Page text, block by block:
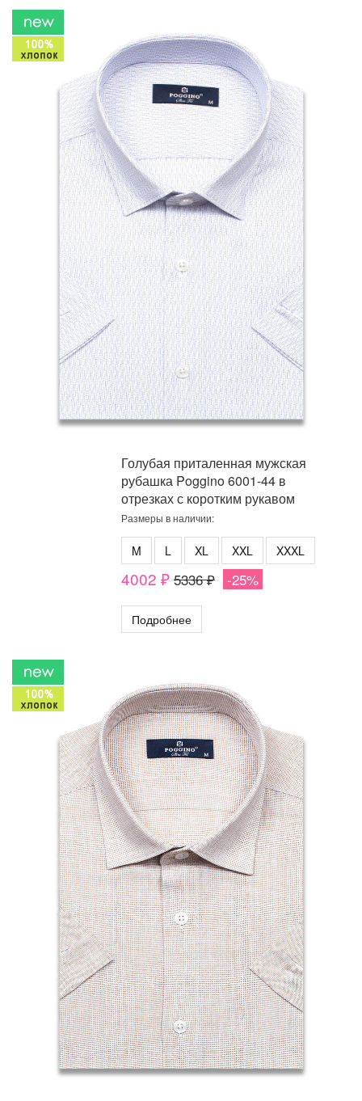
Голубая приталенная мужская
рубашка Poggino 6001-44 в
отрезках с коротким рукавом
Размеры в наличии:
M L XL XXL XXXL
4002 ₽ 5336 ₽ -25%
Подробнее